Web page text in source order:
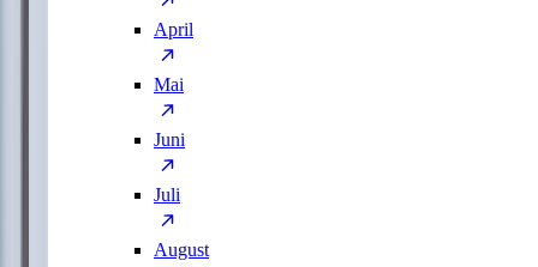
April
Mai
Juni
Juli
August